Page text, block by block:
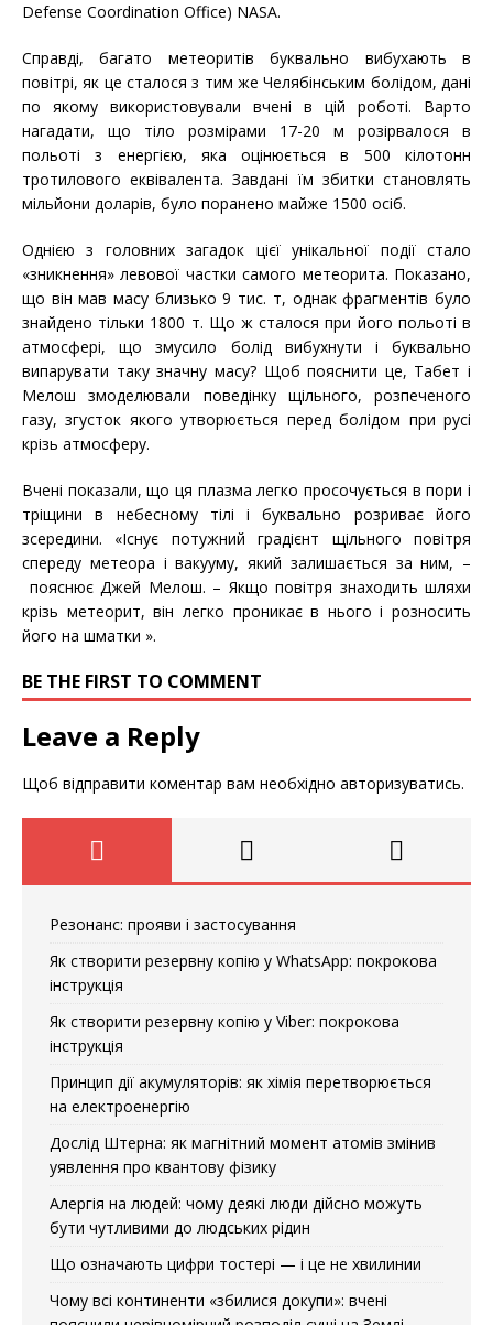
Defense Coordination Office) NASA.
Справді, багато метеоритів буквально вибухають в
повітрі, як це сталося з тим же Челябінським болідом, дані
по якому використовували вчені в цій роботі. Варто
нагадати, що тіло розмірами 17-20 м розірвалося в
польоті з енергією, яка оцінюється в 500 кілотонн
тротилового еквівалента. Завдані їм збитки становлять
мільйони доларів, було поранено майже 1500 осіб.
Однією з головних загадок цієї унікальної події стало
«зникнення» левової частки самого метеорита. Показано,
що він мав масу близько 9 тис. т, однак фрагментів було
знайдено тільки 1800 т. Що ж сталося при його польоті в
атмосфері, що змусило болід вибухнути і буквально
випарувати таку значну масу? Щоб пояснити це, Табет і
Мелош змоделювали поведінку щільного, розпеченого
газу, згусток якого утворюється перед болідом при русі
крізь атмосферу.
Вчені показали, що ця плазма легко просочується в пори і
тріщини в небесному тілі і буквально розриває його
зсередини. «Існує потужний градієнт щільного повітря
спереду метеора і вакууму, який залишається за ним, –
пояснює Джей Мелош. – Якщо повітря знаходить шляхи
крізь метеорит, він легко проникає в нього і розносить
його на шматки ».
BE THE FIRST TO COMMENT
Leave a Reply
Щоб відправити коментар вам необхідно авторизуватись.
Резонанс: прояви і застосування
Як створити резервну копію у WhatsApp: покрокова
інструкція
Як створити резервну копію у Viber: покрокова
інструкція
Принцип дії акумуляторів: як хімія перетворюється
на електроенергію
Дослід Штерна: як магнітний момент атомів змінив
уявлення про квантову фізику
Алергія на людей: чому деякі люди дійсно можуть
бути чутливими до людських рідин
Що означають цифри тостері — і це не хвилинии
Чому всі континенти «збилися докупи»: вчені